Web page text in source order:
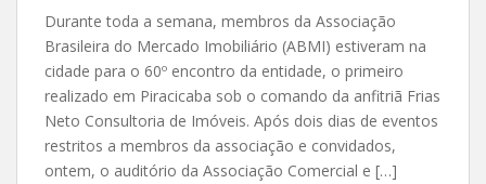
Durante toda a semana, membros da Associação
Brasileira do Mercado Imobiliário (ABMI) estiveram na
cidade para o 60º encontro da entidade, o primeiro
realizado em Piracicaba sob o comando da anfitriã Frias
Neto Consultoria de Imóveis. Após dois dias de eventos
restritos a membros da associação e convidados,
ontem, o auditório da Associação Comercial e […]